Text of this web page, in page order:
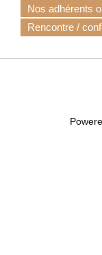
Nos adhérents
Rencontre /